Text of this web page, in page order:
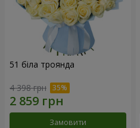
51 біла троянда
4 398 грн
Замовити